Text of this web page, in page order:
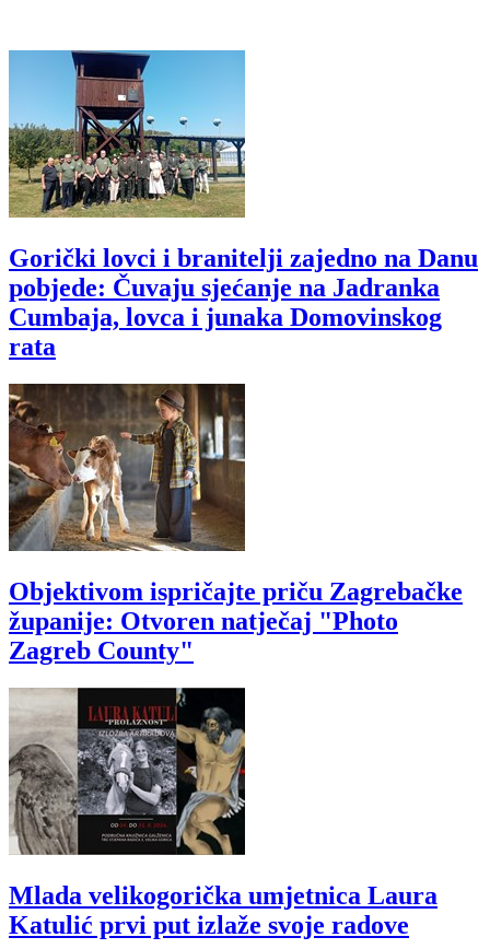
Gorički lovci i branitelji zajedno na Danu
pobjede: Čuvaju sjećanje na Jadranka
Cumbaja, lovca i junaka Domovinskog
rata
Objektivom ispričajte priču Zagrebačke
županije: Otvoren natječaj "Photo
Zagreb County"
Mlada velikogorička umjetnica Laura
Katulić prvi put izlaže svoje radove